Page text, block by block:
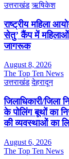
उत्तराखंड ऋषिकेश
राष्ट्रीय महिला
सेतु’ कैंप में महिलाओं
जागरूक
August 8, 2026
The Top Ten News
उत्तराखंड देहरादून
जिलाधिकारी/जिला
के पोलिंग बूथों का
की व्यवस्थाओं का
August 6, 2026
The Top Ten News